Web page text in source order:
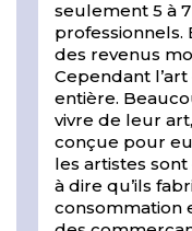
seulement 5 à
professionnels.
des revenus
Cependant
entière.
vivre de leur
conçue pour
les artistes sont
à dire qu’ils
consommation